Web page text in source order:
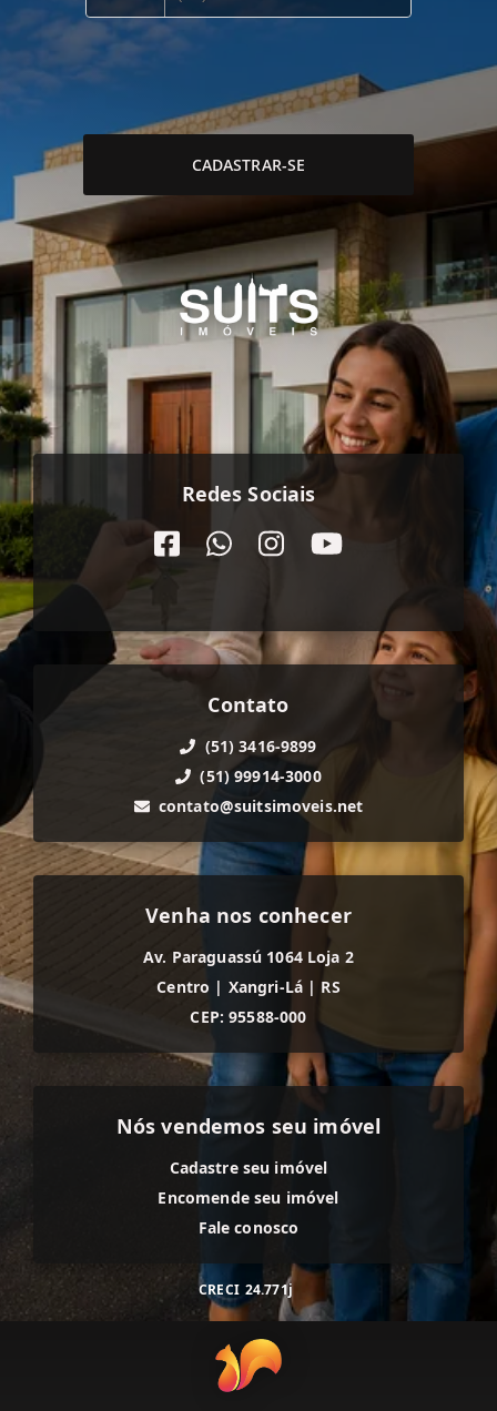
CADASTRAR-SE
Redes Sociais
Contato
(51) 3416-9899
(51) 99914-3000
contato@suitsimoveis.net
Venha nos conhecer
Av. Paraguassú 1064 Loja 2
Centro | Xangri-Lá | RS
CEP: 95588-000
Nós vendemos seu imóvel
Cadastre seu imóvel
Encomende seu imóvel
Fale conosco
CRECI 24.771j